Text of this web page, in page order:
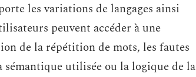
les variations de langages ainsi
peuvent accéder à une
de la répétition de mots, les fautes
sémantique utilisée ou la logique de la